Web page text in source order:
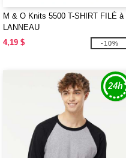
M & O Knits 5500 T-SHIRT FILÉ à
LANNEAU
4,19 $
-10%